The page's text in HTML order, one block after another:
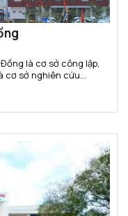
là cơ sở công lập,
cơ sở nghiên cứu
nghệ; cung cấp
nhu cầu phát triển...